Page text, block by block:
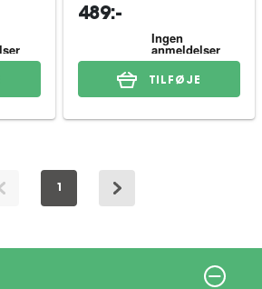
489:-
TILFØJE
1